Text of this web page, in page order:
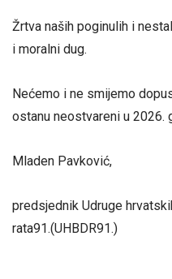
Žrtva naših poginulih i
i moralni dug.
Nećemo i ne smijemo
ostanu neostvareni u 2026.
Mladen Pavković,
predsjednik Udruge
rata91.(UHBDR91.)